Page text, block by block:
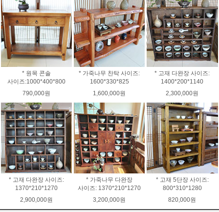
* 원목 콘솔
사이즈:1000*400*800
790,000원
* 가죽나무 찬탁 사이즈:
1600*330*825
1,600,000원
* 고재 다완장 사이즈:
1400*200*1140
2,300,000원
* 고재 다완장 사이즈:
1370*210*1270
2,900,000원
* 가죽나무 다완장
사이즈: 1370*210*1270
3,200,000원
* 고재 5단장 사이즈:
800*310*1280
820,000원